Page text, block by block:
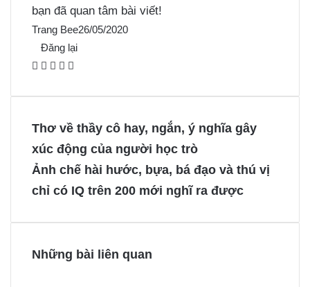
bạn đã quan tâm bài viết!
Trang Bee26/05/2020
Đăng lại
F
o
o
k
X P
r
e
s
M
s
n
g
e
n
g
e
Thơ về thầy cô hay, ngắn, ý nghĩa gây
xúc động của người học trò
Ảnh chế hài hước, bựa, bá đạo và thú vị
chỉ có IQ trên 200 mới nghĩ ra được
Những bài liên quan